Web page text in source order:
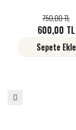
600,00 TL
750,00 TL
Sepete Ekle